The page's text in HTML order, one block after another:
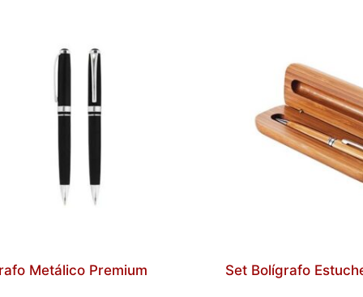
Metálico Premium Set Bolígrafo